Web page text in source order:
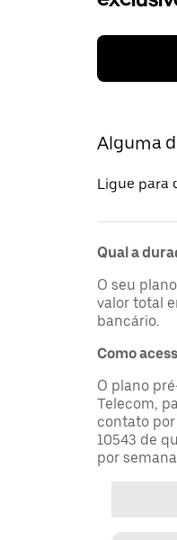
Alguma
Ligue para
Qual a
O seu
valor total
bancário.
Como
O plano
Telecom,
contato
10543 de
por